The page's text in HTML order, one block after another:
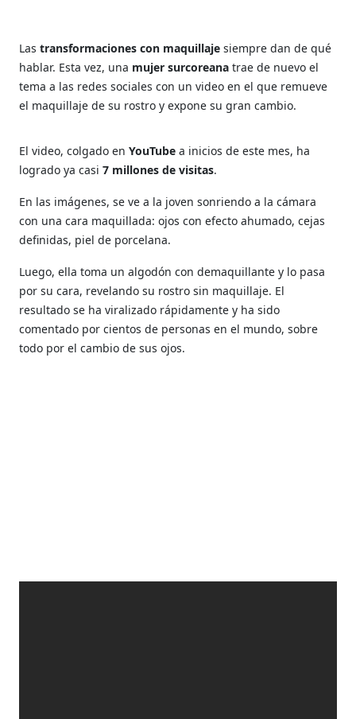
Lastransformaciones con maquillaje siempre dan de qué
hablar. Esta vez, una mujer surcoreanatrae de nuevo el
tema a las redes sociales con un video en el que remueve
el maquillaje de su rostro y expone su gran cambio.
El video, colgado enYouTube a inicios de este mes, ha
logrado ya casi7 millones de visitas.
En las imágenes, se ve a la joven sonriendo a la cámara
con una cara maquillada: ojos con efecto ahumado, cejas
definidas, piel de porcelana.
Luego, ella toma un algodón con demaquillante y lo pasa
por su cara, revelando su rostro sin maquillaje. El
resultado se ha viralizado rápidamente y ha sido
comentado por cientos de personas en el mundo, sobre
todo por el cambio de sus ojos.